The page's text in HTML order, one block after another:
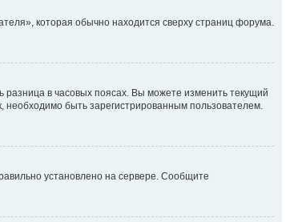
которая обычно находится сверху страниц форума.
в часовых поясах. Вы можете изменить текущий
необходимо быть зарегистрированным пользователем.
установлено на сервере. Сообщите